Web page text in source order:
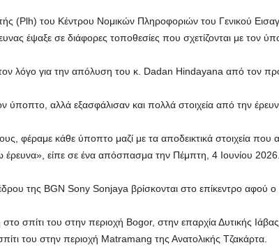
(Plh) του Κέντρου Νομικών Πληροφοριών του Γενικού
έψαξε σε διάφορες τοποθεσίες που σχετίζονται με τον
λόγο για την απόλυση του κ. Dadan Hindayana από τον
ύποπτο, αλλά εξασφάλισαν και πολλά στοιχεία από την
φέραμε κάθε ύποπτο μαζί με τα αποδεικτικά στοιχεία
έρευνα», είπε σε ένα απόσπασμα την Πέμπτη, 4 Ιουνίου 2026.
της BGN Sony Sonjaya βρίσκονται στο επίκεντρο αφού
σπίτι του στην περιοχή Bogor, στην επαρχία Δυτικής
του στην περιοχή Matramang της Ανατολικής Τζακάρτα.